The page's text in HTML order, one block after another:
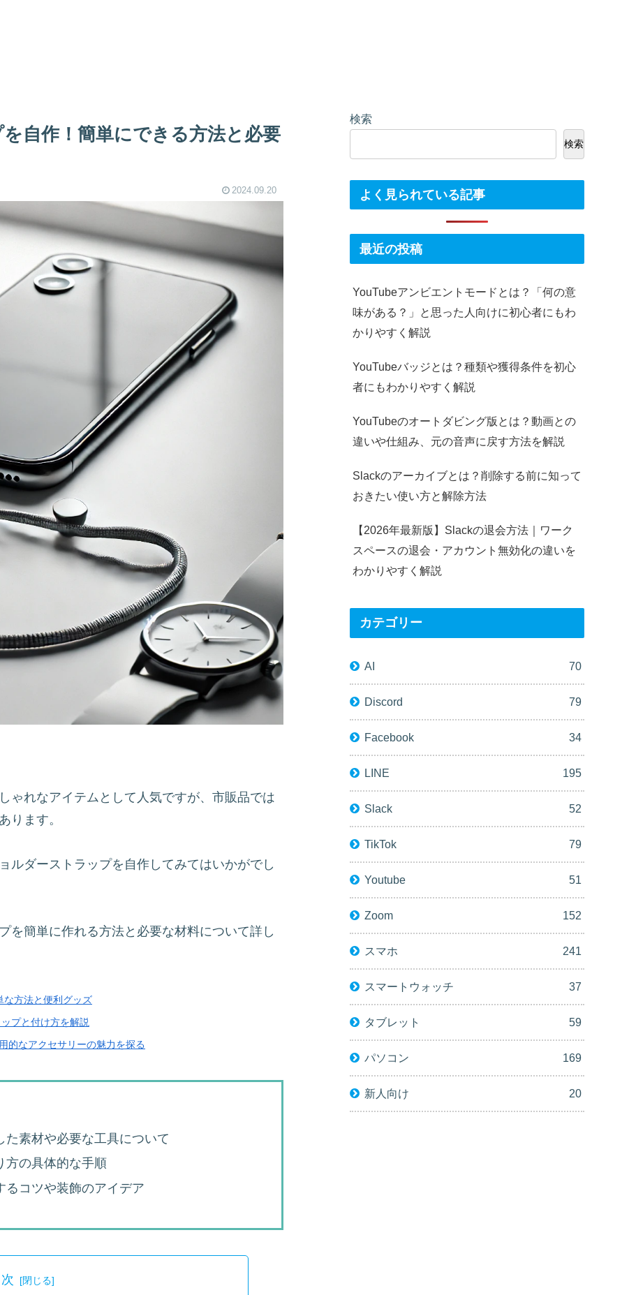
自作！簡単にできる方法と必要
2024.09.20
ゃれなアイテムとして人気ですが、市販品では
ります。
ルダーストラップを自作してみてはいかがでし
を簡単に作れる方法と必要な材料について詳し
な方法と便利グッズ
プと付け方を解説
的なアクセサリーの魅力を探る
た素材や必要な工具について
方の具体的な手順
るコツや装飾のアイデア
検索
検索
よく見られている記事
最近の投稿
YouTubeアンビエントモードとは？「何の意
味がある？」と思った人向けに初心者にもわ
かりやすく解説
YouTubeバッジとは？種類や獲得条件を初心
者にもわかりやすく解説
YouTubeのオートダビング版とは？動画との
違いや仕組み、元の音声に戻す方法を解説
Slackのアーカイブとは？削除する前に知って
おきたい使い方と解除方法
【2026年最新版】Slackの退会方法｜ワーク
スペースの退会・アカウント無効化の違いを
わかりやすく解説
カテゴリー
AI 70
Discord 79
Facebook 34
LINE 195
Slack 52
TikTok 79
Youtube 51
Zoom 152
スマホ 241
スマートウォッチ 37
タブレット 59
パソコン 169
新人向け 20